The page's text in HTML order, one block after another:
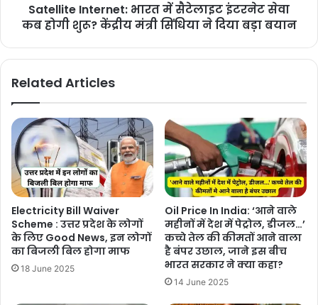
Satellite Internet: भारत में सैटेलाइट इंटरनेट सेवा
कब होगी शुरू? केंद्रीय मंत्री सिंधिया ने दिया बड़ा बयान
Related Articles
Electricity Bill Waiver
Scheme : उत्तर प्रदेश के लोगों
के लिए Good News, इन लोगों
का बिजली बिल होगा माफ
18 June 2025
Oil Price In India: ‘आने वाले
महीनों में देश में पेट्रोल, डीजल…’
कच्चे तेल की कीमतों आने वाला
है बंपर उछाल, जाने इस बीच
भारत सरकार ने क्या कहा?
14 June 2025